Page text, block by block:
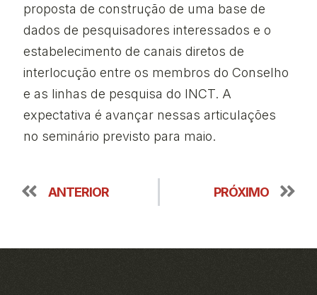
proposta de construção de uma base de
dados de pesquisadores interessados e o
estabelecimento de canais diretos de
interlocução entre os membros do Conselho
e as linhas de pesquisa do INCT. A
expectativa é avançar nessas articulações
no seminário previsto para maio.
ANTERIOR PRÓXIMO